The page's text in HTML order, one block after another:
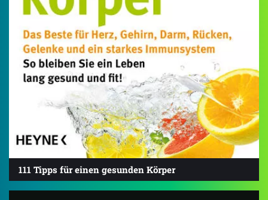
111 Tipps für einen gesunden Körper